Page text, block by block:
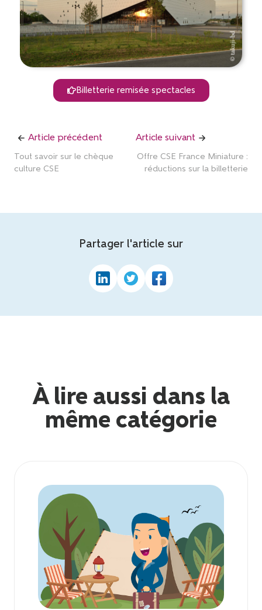
Billetterie remisée spectacles
Article précédent
Tout savoir sur le chèque
culture CSE
Article suivant
Offre CSE France Miniature :
réductions sur la billetterie
Partager l'article sur
À lire aussi dans la
même catégorie